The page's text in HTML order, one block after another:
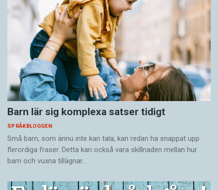
Barn lär sig komplexa satser tidigt
SPRÅKBLOGGEN
Små barn, som ännu inte kan tala, kan redan ha snappat upp
flerordiga fraser. Detta kan också vara skillnaden mellan hur
barn och vuxna tillägnar…